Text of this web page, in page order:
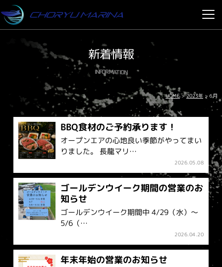
新着情報
INFORMATION
HOME>2023年 >6月
BBQ食材のご予約承ります！
オープンエアの心地良い季節がやってまい
りました。 長龍マリ…
2026.05.08
ゴールデンウイーク期間の営業のお
知らせ
ゴールデンウイーク期間中 4/29（水）～
5/6（…
2026.04.20
年末年始の営業のお知らせ